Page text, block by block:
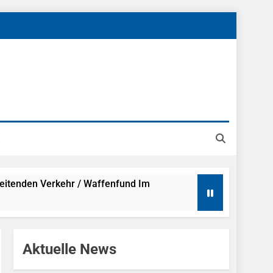
Verkehr / Waffenfund Im
Aktuelle News